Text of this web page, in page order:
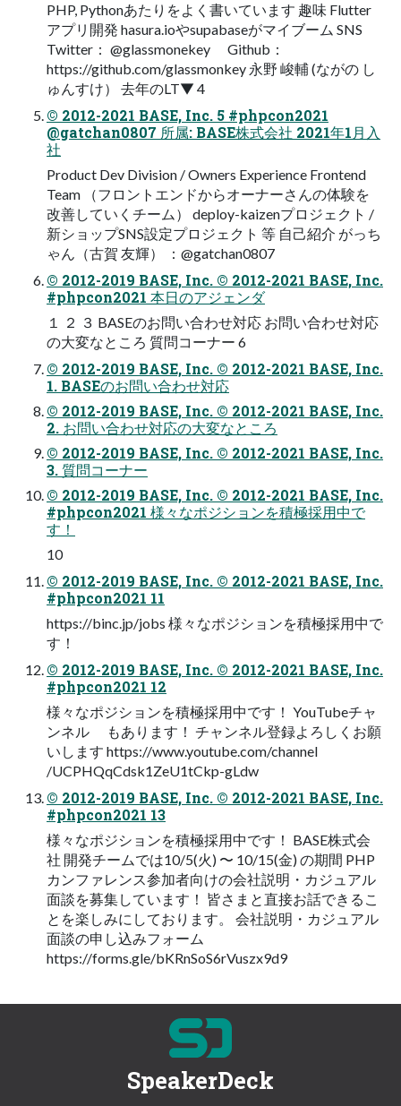
PHP, Pythonあたりをよく書いています 趣味 Flutter
アプリ開発 hasura.ioやsupabaseがマイブーム SNS
Twitter： @glassmonekey Github：
https://github.com/glassmonkey 永野 峻輔 (ながの し
ゅんすけ） 去年のLT▼ 4
© 2012-2021 BASE, Inc. 5 #phpcon2021
@gatchan0807 所属: BASE株式会社 2021年1月入
社
Product Dev Division / Owners Experience Frontend
Team （フロントエンドからオーナーさんの体験を
改善していくチーム） deploy-kaizenプロジェクト /
新ショップSNS設定プロジェクト 等 自己紹介 がっち
ゃん（古賀 友輝） ：@gatchan0807
© 2012-2019 BASE, Inc. © 2012-2021 BASE, Inc.
#phpcon2021 本日のアジェンダ
１ ２ ３ BASEのお問い合わせ対応 お問い合わせ対応
の大変なところ 質問コーナー 6
© 2012-2019 BASE, Inc. © 2012-2021 BASE, Inc.
1. BASEのお問い合わせ対応
© 2012-2019 BASE, Inc. © 2012-2021 BASE, Inc.
2. お問い合わせ対応の大変なところ
© 2012-2019 BASE, Inc. © 2012-2021 BASE, Inc.
3. 質問コーナー
© 2012-2019 BASE, Inc. © 2012-2021 BASE, Inc.
#phpcon2021 様々なポジションを積極採用中で
す！
10
© 2012-2019 BASE, Inc. © 2012-2021 BASE, Inc.
#phpcon2021 11
https://binc.jp/jobs 様々なポジションを積極採用中で
す！
© 2012-2019 BASE, Inc. © 2012-2021 BASE, Inc.
#phpcon2021 12
様々なポジションを積極採用中です！ YouTubeチャ
ンネル もあります！ チャンネル登録よろしくお願
いします https://www.youtube.com/channel
/UCPHQqCdsk1ZeU1tCkp-gLdw
© 2012-2019 BASE, Inc. © 2012-2021 BASE, Inc.
#phpcon2021 13
様々なポジションを積極採用中です！ BASE株式会
社 開発チームでは10/5(火) 〜 10/15(金) の期間 PHP
カンファレンス参加者向けの会社説明・カジュアル
面談を募集しています！ 皆さまと直接お話できるこ
とを楽しみにしております。 会社説明・カジュアル
面談の申し込みフォーム
https://forms.gle/bKRnSoS6rVuszx9d9
SpeakerDeck